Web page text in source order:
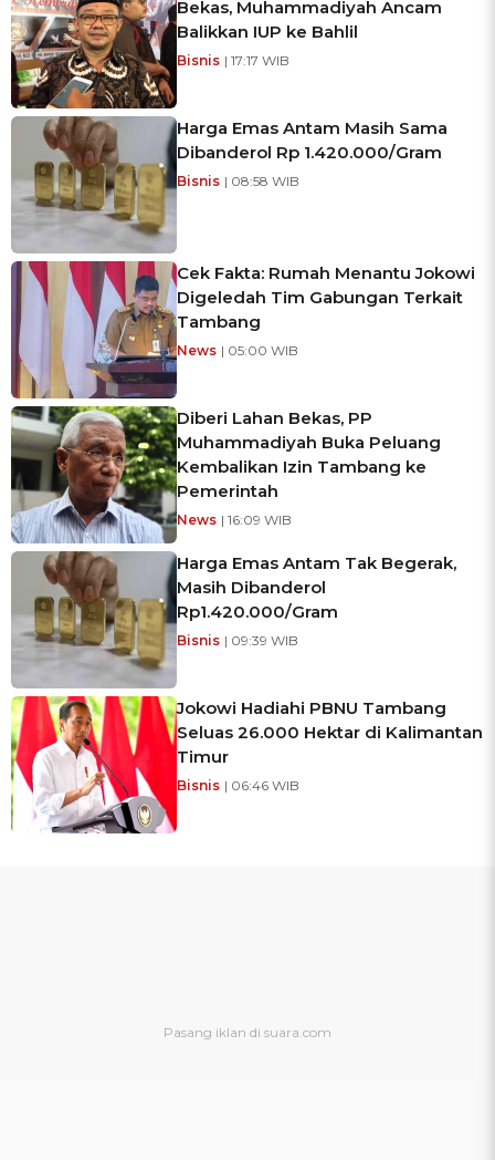
Bekas, Muhammadiyah Ancam
Balikkan IUP ke Bahlil
Bisnis | 17:17 WIB
Harga Emas Antam Masih Sama
Dibanderol Rp 1.420.000/Gram
Bisnis | 08:58 WIB
Cek Fakta: Rumah Menantu Jokowi
Digeledah Tim Gabungan Terkait
Tambang
News | 05:00 WIB
Diberi Lahan Bekas, PP
Muhammadiyah Buka Peluang
Kembalikan Izin Tambang ke
Pemerintah
News | 16:09 WIB
Harga Emas Antam Tak Begerak,
Masih Dibanderol
Rp1.420.000/Gram
Bisnis | 09:39 WIB
Jokowi Hadiahi PBNU Tambang
Seluas 26.000 Hektar di Kalimantan
Timur
Bisnis | 06:46 WIB